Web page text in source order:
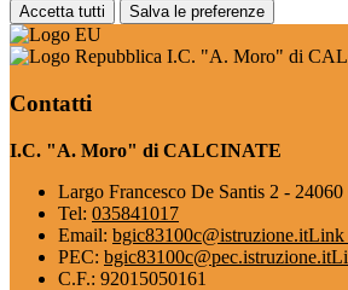
Accetta tutti Salva le preferenze
I.C. "A. Moro" di
Contatti
I.C. "A. Moro" di CALCINATE
Largo Francesco De Santis 2 -
Tel: 035841017
Email: bgic83100c@istruzione.itLink
PEC: bgic83100c@pec.istruzione.it
C.F.: 92015050161